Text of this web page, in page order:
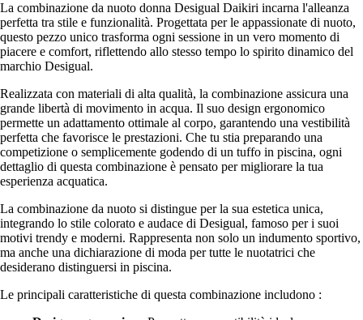
La combinazione da nuoto donna Desigual Daikiri incarna l'alleanza
perfetta tra stile e funzionalità. Progettata per le appassionate di nuoto,
questo pezzo unico trasforma ogni sessione in un vero momento di
piacere e comfort, riflettendo allo stesso tempo lo spirito dinamico del
marchio Desigual.
Realizzata con materiali di alta qualità, la combinazione assicura una
grande libertà di movimento in acqua. Il suo design ergonomico
permette un adattamento ottimale al corpo, garantendo una vestibilità
perfetta che favorisce le prestazioni. Che tu stia preparando una
competizione o semplicemente godendo di un tuffo in piscina, ogni
dettaglio di questa combinazione è pensato per migliorare la tua
esperienza acquatica.
La combinazione da nuoto si distingue per la sua estetica unica,
integrando lo stile colorato e audace di Desigual, famoso per i suoi
motivi trendy e moderni. Rappresenta non solo un indumento sportivo,
ma anche una dichiarazione di moda per tutte le nuotatrici che
desiderano distinguersi in piscina.
Le principali caratteristiche di questa combinazione includono :